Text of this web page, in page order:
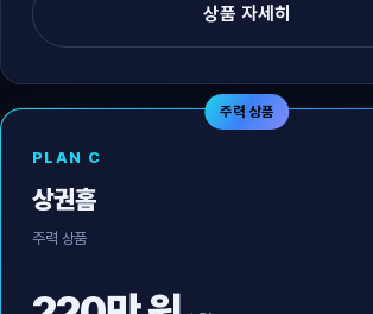
상품 자세히
주력 상품
PLAN C
상권홈
주력 상품